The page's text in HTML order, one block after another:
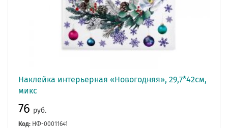
Наклейка интерьерная «Новогодняя», 29,7*42см,
микс
76 руб.
Код: НФ-00011641